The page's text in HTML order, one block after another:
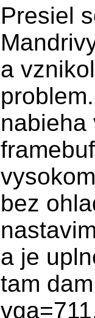
Presiel
a
nabieha
bez
a je
tam